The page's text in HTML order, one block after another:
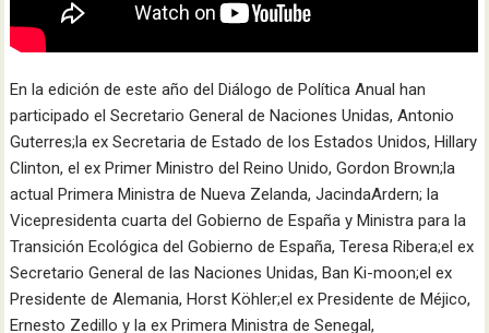
En la edición de este año del Diálogo de Política Anual han
participado el Secretario General de Naciones Unidas, Antonio
Guterres;la ex Secretaria de Estado de los Estados Unidos, Hillary
Clinton, el ex Primer Ministro del Reino Unido, Gordon Brown;la
actual Primera Ministra de Nueva Zelanda, JacindaArdern; la
Vicepresidenta cuarta del Gobierno de España y Ministra para la
Transición Ecológica del Gobierno de España, Teresa Ribera;el ex
Secretario General de las Naciones Unidas, Ban Ki-moon;el ex
Presidente de Alemania, Horst Köhler;el ex Presidente de Méjico,
Ernesto Zedillo y la ex Primera Ministra de Senegal,